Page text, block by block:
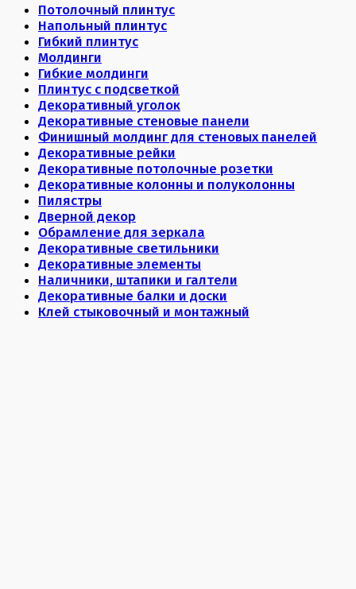
Потолочный плинтус
Напольный плинтус
Гибкий плинтус
Молдинги
Гибкие молдинги
Плинтус с подсветкой
Декоративный уголок
Декоративные стеновые панели
Финишный молдинг для стеновых панелей
Декоративные рейки
Декоративные потолочные розетки
Декоративные колонны и полуколонны
Пилястры
Дверной декор
Обрамление для зеркала
Декоративные светильники
Декоративные элементы
Наличники, штапики и галтели
Декоративные балки и доски
Клей стыковочный и монтажный